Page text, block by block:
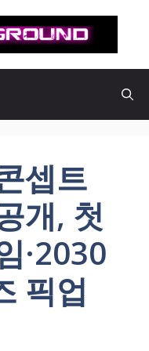
셉트
개, 첫
·2030
픽업